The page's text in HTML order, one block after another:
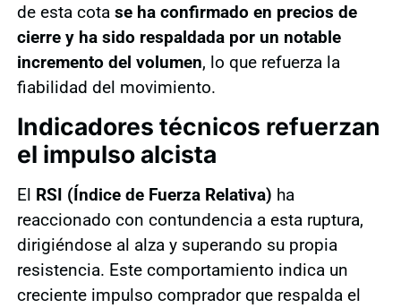
de esta cota se ha confirmado en precios de
cierre y ha sido respaldada por un notable
incremento del volumen, lo que refuerza la
fiabilidad del movimiento.
Indicadores técnicos refuerzan
el impulso alcista
El RSI (Índice de Fuerza Relativa) ha
reaccionado con contundencia a esta ruptura,
dirigiéndose al alza y superando su propia
resistencia. Este comportamiento indica un
creciente impulso comprador que respalda el